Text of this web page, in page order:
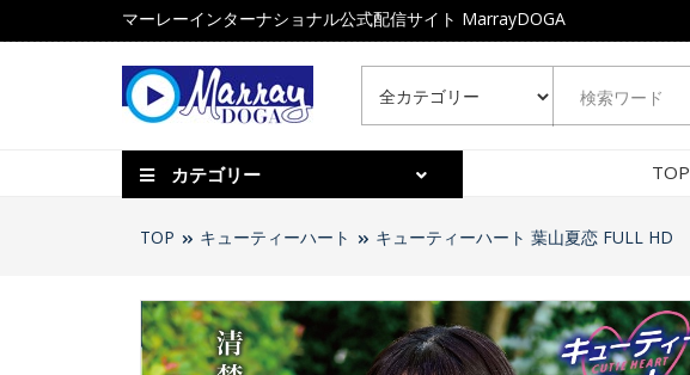
マーレーインターナショナル公式配信サイト MarrayDOGA
カテゴリー TOP
TOP キューティーハート キューティーハート 葉山夏恋 FULL HD